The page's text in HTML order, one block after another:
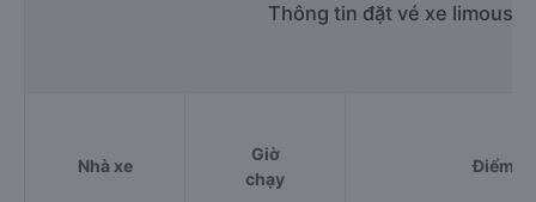
Thông tin đặt vé xe
Nhà xe
Giờ
chạy
Điểm đi